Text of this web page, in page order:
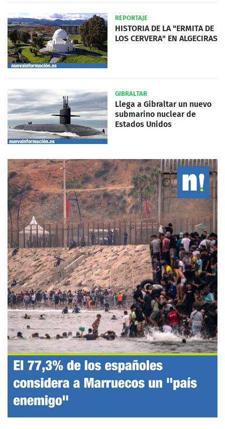
REPORTAJE
HISTORIA DE LA "ERMITA DE
LOS CERVERA" EN ALGECIRAS
GIBRALTAR
Llega a Gibraltar un nuevo
submarino nuclear de
Estados Unidos